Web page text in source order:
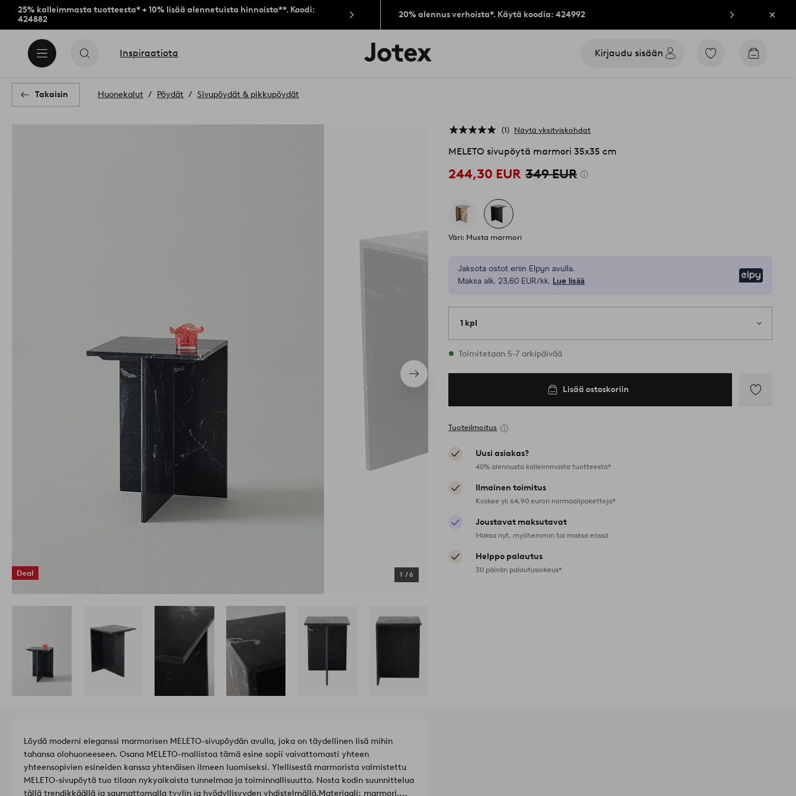
25% kalleimmasta tuotteesta* + 10% lisää alennetuista hinnoista**. Koodi:
424882
20% alennus verhoista*. Käytä koodia: 424992 Sulje
Inspiraatiota
Jotex-
logo
Kirjaudu sisään
Siirry
Siirry
Takaisin Huonekalut Pöydät Sivupöydät & pikkupöydät
Seuraava
tuote
Deal 1 /6
1 Näytä yksityiskohdat
MELETO sivupöytä marmori 35x35 cm
244,30 EUR 349 EUR
Väri: Musta marmori
Jaksota ostot eriin Elpyn avulla.
Maksa alk. 23,60 EUR/kk. Lue lisää
1 kpl
Varastossa
Toimitetaan 5-7 arkipäivää
Lisää ostoskoriin
Tuoteilmoitus
Uusi asiakas?
40% alennusta kalleimmasta tuotteesta*
Ilmainen toimitus
Koskee yli 64,90 euron normaalipaketteja*
Joustavat maksutavat
Maksa nyt, myöhemmin tai maksa erissä
Helppo palautus
30 päivän palautusoikeus*
Löydä moderni eleganssi marmorisen MELETO-sivupöydän avulla, joka on täydellinen lisä mihin
tahansa olohuoneeseen. Osana MELETO-mallistoa tämä esine sopii vaivattomasti yhteen
yhteensopivien esineiden kanssa yhtenäisen ilmeen luomiseksi. Ylellisestä marmorista valmistettu
MELETO-sivupöytä tuo tilaan nykyaikaista tunnelmaa ja toiminnallisuutta. Nosta kodin suunnittelua
tällä trendikkäällä ja saumattomalla tyylin ja hyödyllisyyden yhdistelmällä.Materiaali: marmori.